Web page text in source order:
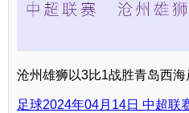
沧州雄狮以3比1战胜青岛西海
足球2024年04月14日 中超联